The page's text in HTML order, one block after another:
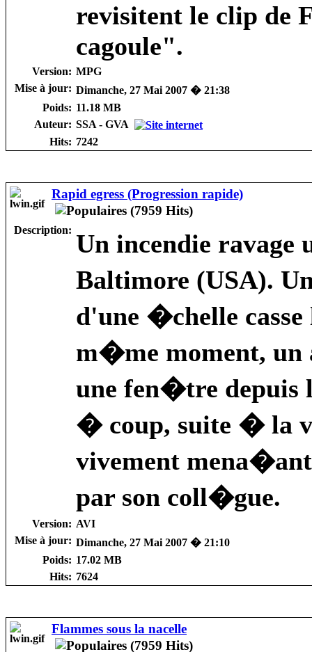
revisitent le clip de
cagoule".
Version: MPG
Mise à jour: Dimanche, 27 Mai 2007 � 21:38
Poids: 11.18 MB
Auteur: SSA - GVA
Hits: 7242
Rapid egress (Progression rapide)
Description: Un incendie
Baltimore (USA).
d'une �chelle
m�me moment,
une fen�tre
� coup, suite � la
vivement
par son coll�gue.
Version: AVI
Mise à jour: Dimanche, 27 Mai 2007 � 21:10
Poids: 17.02 MB
Hits: 7624
Flammes sous la nacelle